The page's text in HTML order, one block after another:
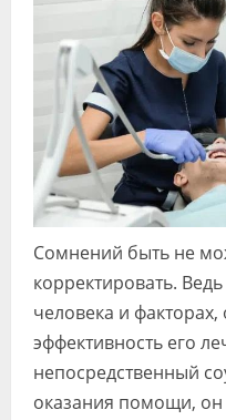
Сомнений быть не
корректировать.
человека и
эффективность его
непосредственный
оказания помощи, он